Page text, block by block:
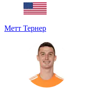
Метт Тернер